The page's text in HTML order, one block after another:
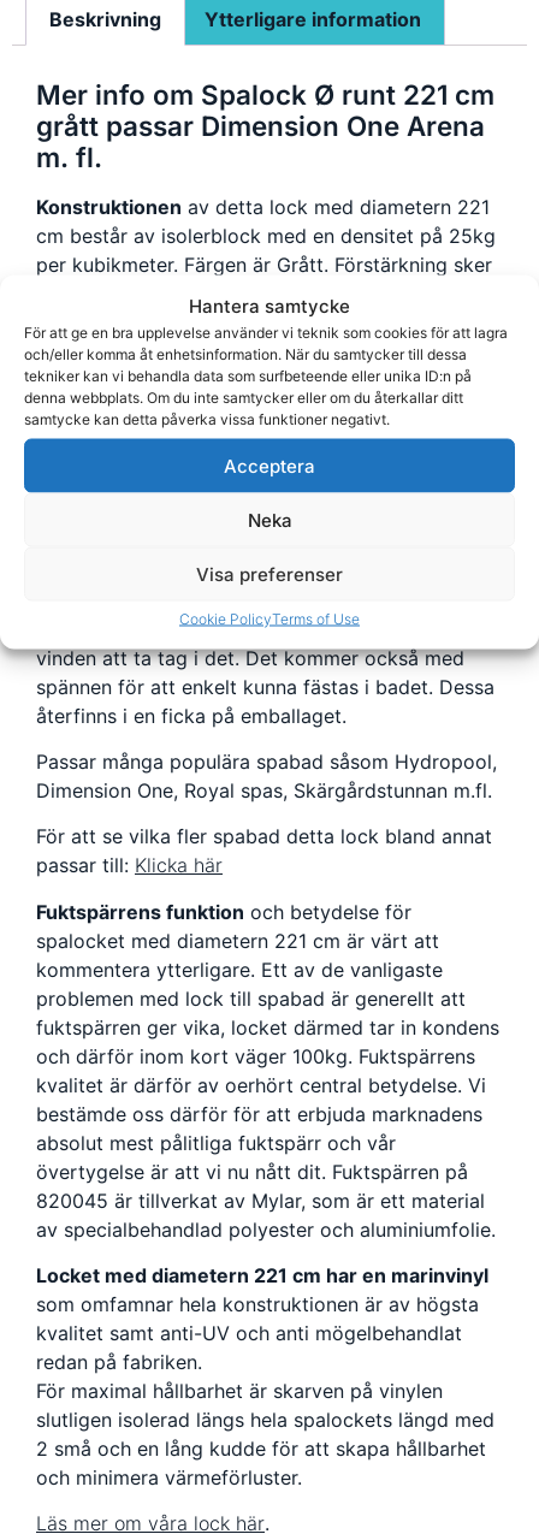
Hantera samtycke
För att ge en bra upplevelse använder vi teknik som cookies för att lagra
och/eller komma åt enhetsinformation. När du samtycker till dessa
tekniker kan vi behandla data som surfbeteende eller unika ID:n på
denna webbplats. Om du inte samtycker eller om du återkallar ditt
samtycke kan detta påverka vissa funktioner negativt.
Acceptera
Neka
Visa preferenser
Cookie PolicyTerms of Use
Beskrivning Ytterligare information
Mer info om Spalock Ø runt 221 cm
grått passar Dimension One Arena
m. fl.
Konstruktionen av detta lock med diametern 221
cm består av isolerblock med en densitet på 25kg
per kubikmeter. Färgen är Grått. Förstärkning sker
via galvad U-balk av stål (stål är överlägset
aluminium i styrka och vridstyvhet) som är
inbäddad i isolerblocket vilket gör att den inte
riskerar att skada fuktspärren.
Fuktspärren på lock till spabad 820045 är i sin tur
vaccumsuget, varmsvetsat och tillverkat i
aluminiumbelagd plastfilm. Tjocklek och densitet
är oerhört viktigt för isoleringen. Detta lock har
och 102 mm på sidorna för effektiv
på badet levereras det med en kjol som hindrar
vinden att ta tag i det. Det kommer också med
spännen för att enkelt kunna fästas i badet. Dessa
återfinns i en ficka på emballaget.
Passar många populära spabad såsom Hydropool,
Dimension One, Royal spas, Skärgårdstunnan m.fl.
För att se vilka fler spabad detta lock bland annat
passar till: Klicka här
Fuktspärrens funktion och betydelse för
spalocket med diametern 221 cm är värt att
kommentera ytterligare. Ett av de vanligaste
problemen med lock till spabad är generellt att
fuktspärren ger vika, locket därmed tar in kondens
och därför inom kort väger 100kg. Fuktspärrens
kvalitet är därför av oerhört central betydelse. Vi
bestämde oss därför för att erbjuda marknadens
absolut mest pålitliga fuktspärr och vår
övertygelse är att vi nu nått dit. Fuktspärren på
820045 är tillverkat av Mylar, som är ett material
av specialbehandlad polyester och aluminiumfolie.
Locket med diametern 221 cm har en marinvinyl
som omfamnar hela konstruktionen är av högsta
kvalitet samt anti-UV och anti mögelbehandlat
redan på fabriken.
För maximal hållbarhet är skarven på vinylen
slutligen isolerad längs hela spalockets längd med
2 små och en lång kudde för att skapa hållbarhet
och minimera värmeförluster.
Läs mer om våra lock här.